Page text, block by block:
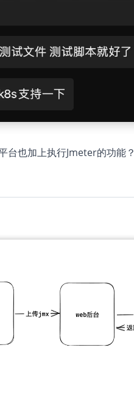
台也加上执行Jmeter的功能？